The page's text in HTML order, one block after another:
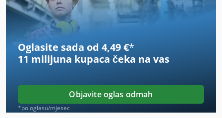
Lm Vodič
Okretanje Glavni Profitec 2
Okvir Za
On 06 Utovarivačem
On 08 Utovarivačem
Postrojenja I Betonare
Oglasite sada od 4,49 €*
11 milijuna kupaca čeka na vas
Objavite oglas odmah
*po oglasu/mjesec